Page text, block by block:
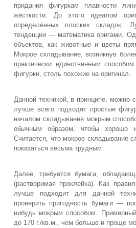
придания фигуркам плавности
жёсткости. До этого идеалом
определённых плоских складок.
тенденции — математика оригами.
объектов, как животные и цветы
Мокрое складывание, возникнув
практически единственным
фигурки, столь похожие на оригинал.
Данной техникой, в принципе, можно
лучше всего подходят простые
началом складывания мокрым
обычным образом, чтобы хорошо
Считается, что мокрое складывание
показаться весьма трудным.
Далее, требуется бумага,
(растворимая проклейка). Как
лучше подходит для данной
проверить пригодность бумаги —
нибудь мокрым способом.
до 170 г./кв.м., чем больше и проще